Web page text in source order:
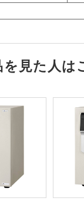
を見た人は